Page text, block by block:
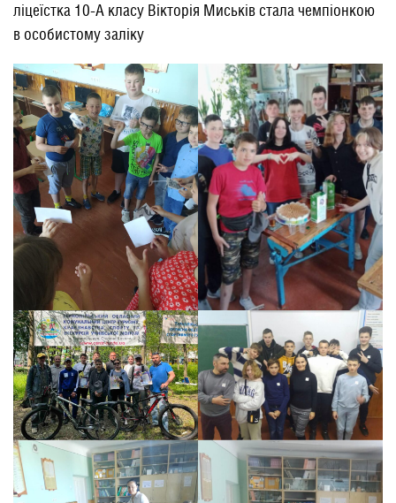
ліцеїстка 10-А класу Вікторія Миськів стала чемпіонкою
в особистому заліку